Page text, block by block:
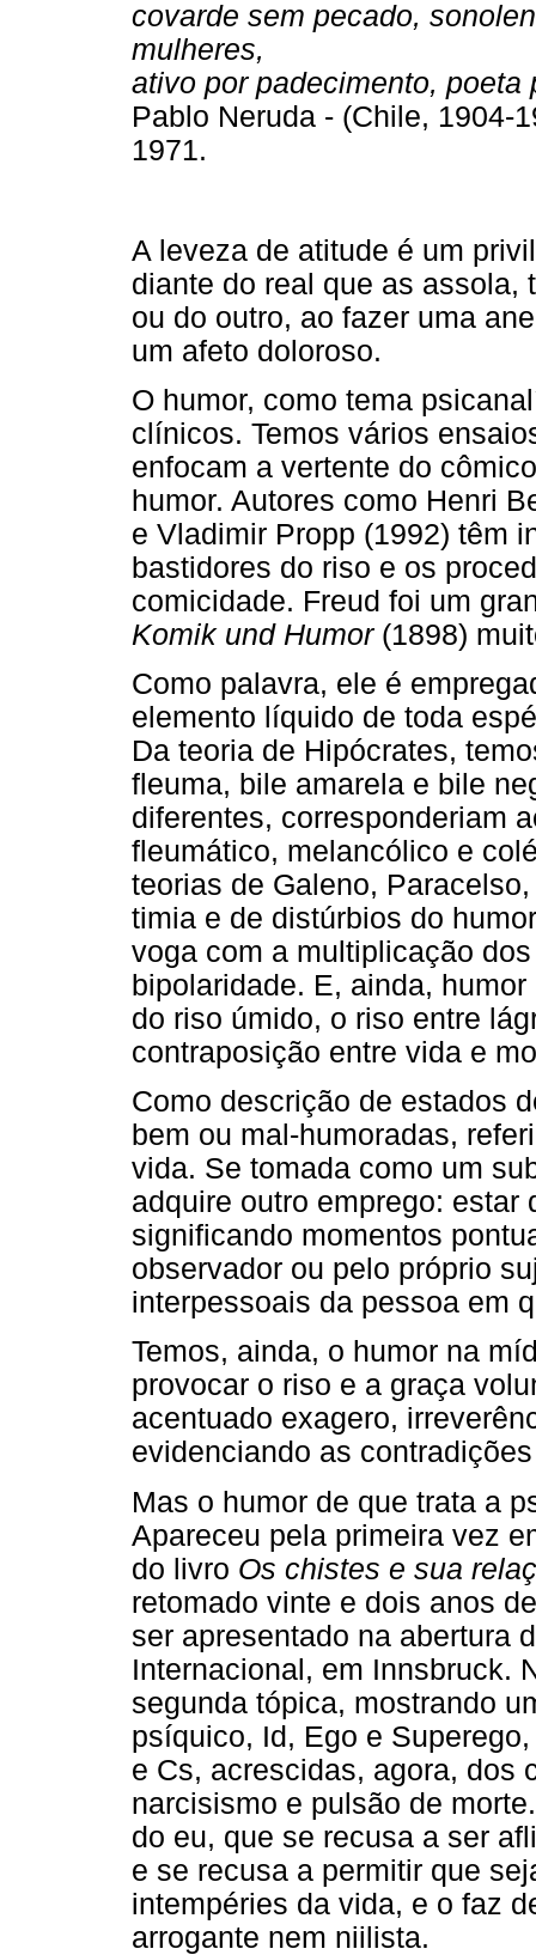
covarde sem pecado,
mulheres,
ativo por padecimento,
Pablo Neruda - (Chile, 1904-
1971.
A leveza de atitude é um
diante do real que as assola,
ou do outro, ao fazer uma
um afeto doloroso.
O humor, como tema
clínicos. Temos vários
enfocam a vertente do
humor. Autores como Henri
e Vladimir Propp (1992) têm
bastidores do riso e os
comicidade. Freud foi um
Komik und Humor(1898)
Como palavra, ele é
elemento líquido de toda
Da teoria de Hipócrates,
fleuma, bile amarela e bile
diferentes, corresponderiam
fleumático, melancólico e
teorias de Galeno,
timia e de distúrbios do
voga com a multiplicação
bipolaridade. E, ainda,
do riso úmido, o riso entre
contraposição entre vida e
Como descrição de estados
bem ou mal-humoradas,
vida. Se tomada como um
adquire outro emprego: estar
significando momentos
observador ou pelo próprio
interpessoais da pessoa em
Temos, ainda, o humor na
provocar o riso e a graça
acentuado exagero,
evidenciando as
Mas o humor de que trata a
Apareceu pela primeira vez
do livro Os chistes e sua
retomado vinte e dois anos
ser apresentado na abertura
Internacional, em Innsbruck.
segunda tópica, mostrando
psíquico, Id, Ego e
e Cs, acrescidas, agora, dos
narcisismo e pulsão de
do eu, que se recusa a ser
e se recusa a permitir que
intempéries da vida, e o faz
arrogante nem niilista.